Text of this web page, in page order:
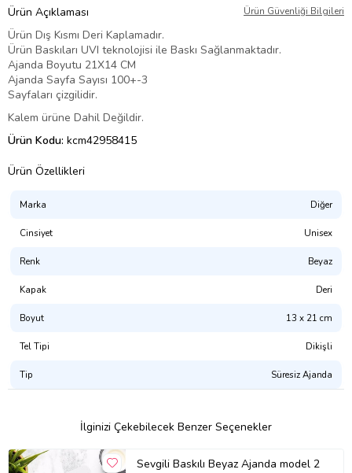
Ürün Açıklaması Ürün Güvenliği Bilgileri
Ürün Dış Kısmı Deri Kaplamadır.
Ürün Baskıları UVI teknolojisi ile Baskı Sağlanmaktadır.
Ajanda Boyutu 21X14 CM
Ajanda Sayfa Sayısı 100+-3
Sayfaları çizgilidir.
Kalem ürüne Dahil Değildir.
Ürün Kodu: kcm42958415
Ürün Özellikleri
Marka Diğer
Cinsiyet Unisex
Renk Beyaz
Kapak Deri
Boyut 13 x 21 cm
Tel Tipi Dikişli
Tip Süresiz Ajanda
İlginizi Çekebilecek Benzer Seçenekler
Sevgili Baskılı Beyaz Ajanda model 2